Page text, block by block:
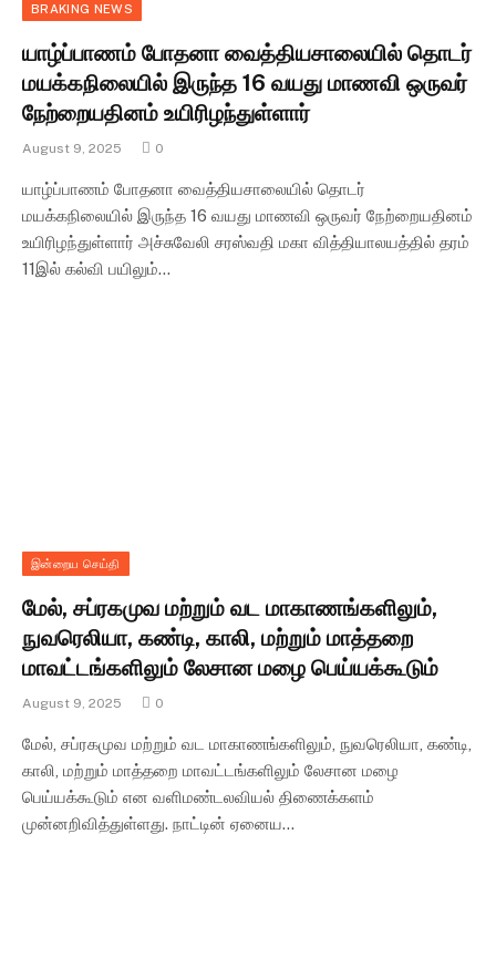
BRAKING NEWS
யாழ்ப்பாணம் போதனா வைத்தியசாலையில் தொடர்
மயக்கநிலையில் இருந்த 16 வயது மாணவி ஒருவர்
நேற்றையதினம் உயிரிழந்துள்ளார்
August 9, 2025 0
யாழ்ப்பாணம் போதனா வைத்தியசாலையில் தொடர்
மயக்கநிலையில் இருந்த 16 வயது மாணவி ஒருவர் நேற்றையதினம்
உயிரிழந்துள்ளார் அச்சுவேலி சரஸ்வதி மகா வித்தியாலயத்தில் தரம்
11இல் கல்வி பயிலும்…
இன்றைய செய்தி
மேல், சப்ரகமுவ மற்றும் வட மாகாணங்களிலும்,
நுவரெலியா, கண்டி, காலி, மற்றும் மாத்தறை
மாவட்டங்களிலும் லேசான மழை பெய்யக்கூடும்
August 9, 2025 0
மேல், சப்ரகமுவ மற்றும் வட மாகாணங்களிலும், நுவரெலியா, கண்டி,
காலி, மற்றும் மாத்தறை மாவட்டங்களிலும் லேசான மழை
பெய்யக்கூடும் என வளிமண்டலவியல் திணைக்களம்
முன்னறிவித்துள்ளது. நாட்டின் ஏனைய…